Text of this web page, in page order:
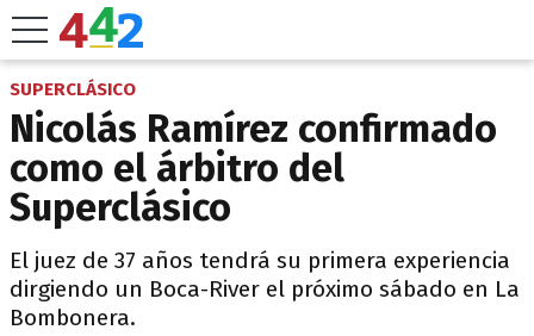
SUPERCLÁSICO
Nicolás Ramírez confirmado
como el árbitro del
Superclásico
El juez de 37 años tendrá su primera experiencia
dirgiendo un Boca-River el próximo sábado en La
Bombonera.